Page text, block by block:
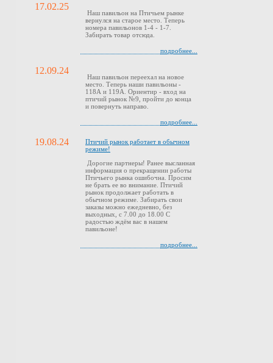
17.02.25
Наш павильон на Птичьем рынке
вернулся на старое место. Теперь
номера павильонов 1-4 - 1-7.
Забирать товар отсюда.
подробнее...
12.09.24
Наш павильон переехал на новое
место. Теперь наши павильоны -
118А и 119А. Ориентир - вход на
птичий рынок №9, пройти до конца
и повернуть направо.
подробнее...
19.08.24
Птичий рынок работает в обычном
режиме!
Дорогие партнеры! Ранее высланная
информация о прекращении работы
Птичьего рынка ошибочна. Просим
не брать ее во внимание. Птичий
рынок продолжает работать в
обычном режиме. Забирать свои
заказы можно ежедневно, без
выходных, с 7.00 до 18.00 С
радостью ждём вас в нашем
павильоне!
подробнее...